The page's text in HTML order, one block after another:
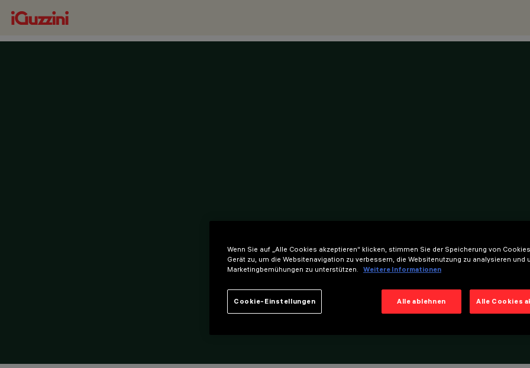
Wenn Sie auf „Alle Cookies akzeptieren“ klicken, stimmen Sie der Speicherung von
Gerät zu, um die Websitenavigation zu verbessern, die Websitenutzung zu analysieren und
Marketingbemühungen zu unterstützen.
Weitere Informationen
Alle ablehnen Alle Cookies
Cookie-Einstellungen